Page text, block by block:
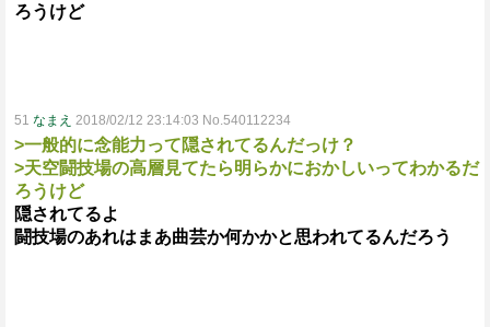
ろうけど
51 なまえ 2018/02/12 23:14:03 No.540112234
>一般的に念能力って隠されてるんだっけ？
>天空闘技場の高層見てたら明らかにおかしいってわかるだ
ろうけど
隠されてるよ
闘技場のあれはまあ曲芸か何かかと思われてるんだろう